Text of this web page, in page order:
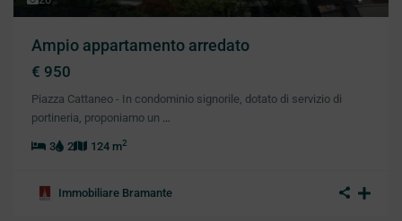
Ampio appartamento arredato
€ 950
Piazza Cattaneo - In condominio signorile, dotato di servizio di
portineria, proponiamo un …
3 2 124 m2
Immobiliare Bramante